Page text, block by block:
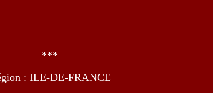
***
: ILE-DE-FRANCE